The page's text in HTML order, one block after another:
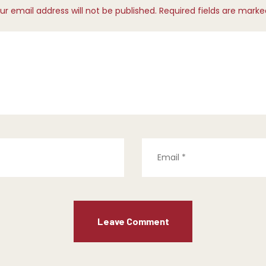
email address will not be published. Required fields are